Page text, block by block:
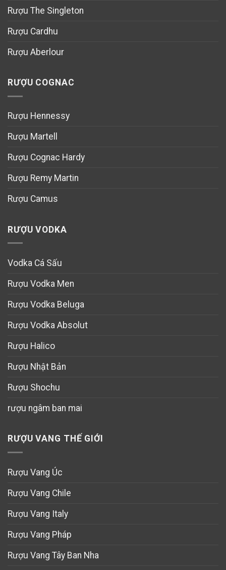
Rượu The Singleton
Rượu Cardhu
Rượu Aberlour
RƯỢU COGNAC
Rượu Hennessy
Rượu Martell
Rượu Cognac Hardy
Rượu Remy Martin
Rượu Camus
RƯỢU VODKA
Vodka Cá Sấu
Rượu Vodka Men
Rượu Vodka Beluga
Rượu Vodka Absolut
Rượu Halico
Rượu Nhật Bản
Rượu Shochu
rượu ngâm ban mai
RƯỢU VANG THẾ GIỚI
Rượu Vang Úc
Rượu Vang Chile
Rượu Vang Italy
Rượu Vang Pháp
Rượu Vang Tây Ban Nha